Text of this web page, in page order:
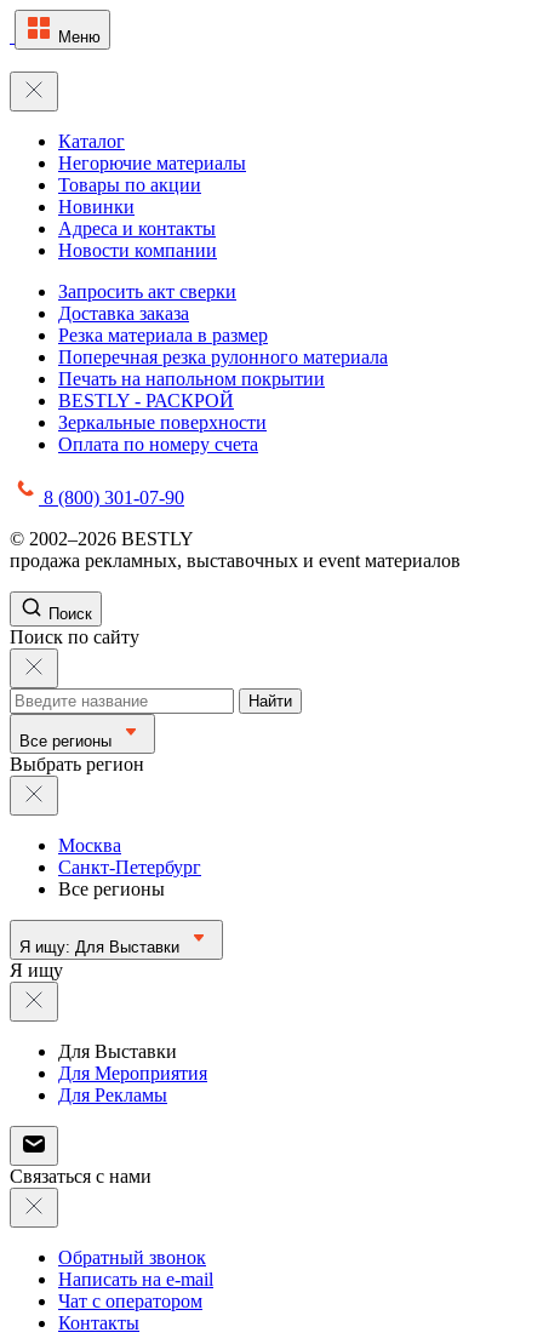
Меню
Каталог
Негорючие материалы
Товары по акции
Новинки
Адреса и контакты
Новости компании
Запросить акт сверки
Доставка заказа
Резка материала в размер
Поперечная резка рулонного материала
Печать на напольном покрытии
BESTLY - РАСКРОЙ
Зеркальные поверхности
Оплата по номеру счета
8 (800) 301-07-90
© 2002–2026 BESTLY
продажа рекламных, выставочных и event материалов
Поиск
Поиск по сайту
Найти
Все регионы
Выбрать регион
Москва
Санкт-Петербург
Все регионы
Я ищу: Для Выставки
Я ищу
Для Выставки
Для Мероприятия
Для Рекламы
Связаться с нами
Обратный звонок
Написать на e-mail
Чат с оператором
Контакты